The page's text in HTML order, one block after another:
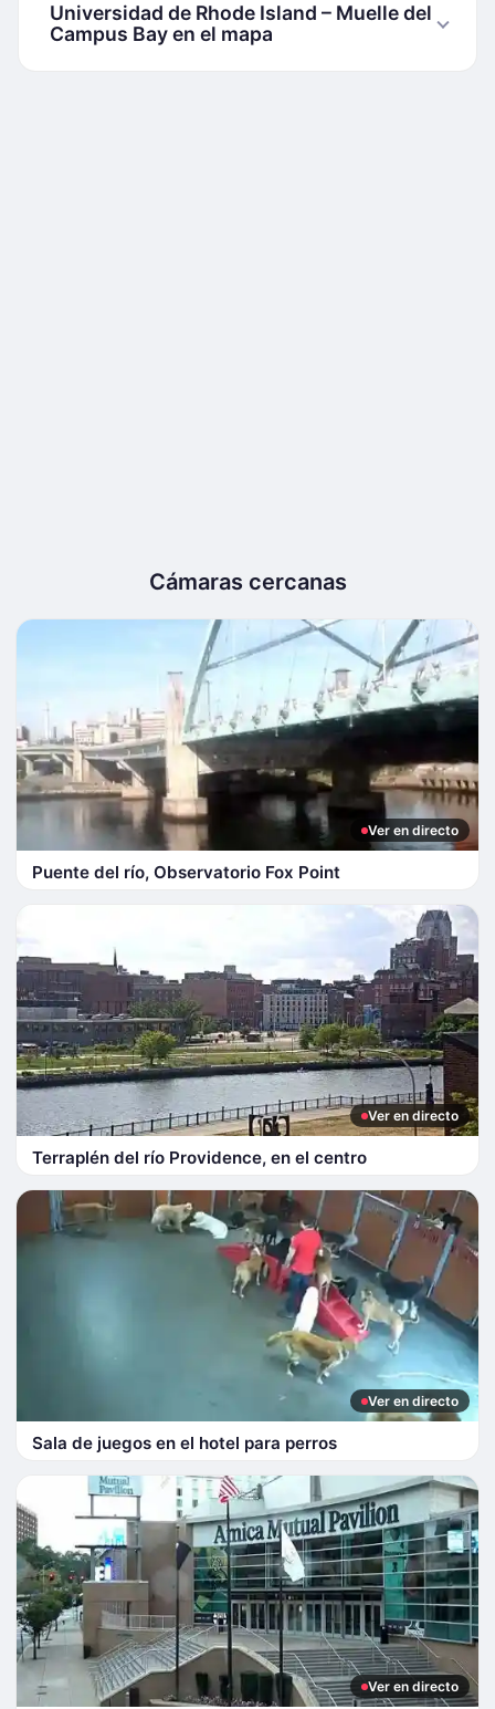
Universidad de Rhode Island – Muelle del
Campus Bay en el mapa
Cámaras cercanas
Ver en directo
Puente del río, Observatorio Fox Point
Ver en directo
Terraplén del río Providence, en el centro
Ver en directo
Sala de juegos en el hotel para perros
Ver en directo